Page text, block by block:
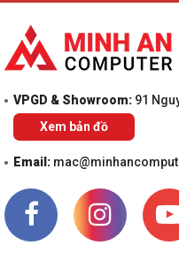
VPGD & Showroom: 91
Xem bản đồ
Email: